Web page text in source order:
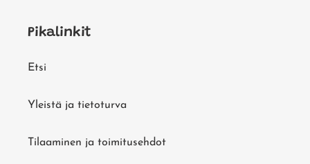
Pikalinkit
Etsi
Yleistä ja tietoturva
Tilaaminen ja toimitusehdot